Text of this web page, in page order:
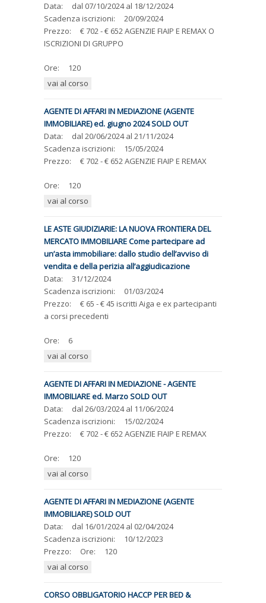
Data:
dal 07/10/2024al 18/12/2024
Scadenza iscrizioni:
20/09/2024
Prezzo:
€ 702 - € 652 AGENZIE FIAIP E REMAX O
ISCRIZIONI DI GRUPPO
Ore:
120
vai al corso
AGENTE DI AFFARI IN MEDIAZIONE (AGENTE
IMMOBILIARE) ed. giugno 2024 SOLD OUT
Data:
dal 20/06/2024al 21/11/2024
Scadenza iscrizioni:
15/05/2024
Prezzo:
€ 702 - € 652 AGENZIE FIAIP E REMAX
Ore:
120
vai al corso
LE ASTE GIUDIZIARIE: LA NUOVA FRONTIERA DEL
MERCATO IMMOBILIARE Come partecipare ad
un’asta immobiliare: dallo studio dell’avviso di
vendita e della perizia all’aggiudicazione
Data:
31/12/2024
Scadenza iscrizioni:
01/03/2024
Prezzo:
€ 65 - € 45 iscritti Aiga e ex partecipanti
a corsi precedenti
Ore:
6
vai al corso
AGENTE DI AFFARI IN MEDIAZIONE - AGENTE
IMMOBILIARE ed. Marzo SOLD OUT
Data:
dal 26/03/2024al 11/06/2024
Scadenza iscrizioni:
15/02/2024
Prezzo:
€ 702 - € 652 AGENZIE FIAIP E REMAX
Ore:
120
vai al corso
AGENTE DI AFFARI IN MEDIAZIONE (AGENTE
IMMOBILIARE) SOLD OUT
Data:
dal 16/01/2024al 02/04/2024
Scadenza iscrizioni:
10/12/2023
Prezzo:
Ore:
120
vai al corso
CORSO OBBLIGATORIO HACCP PER BED &